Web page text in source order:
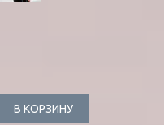
В КОРЗИНУ